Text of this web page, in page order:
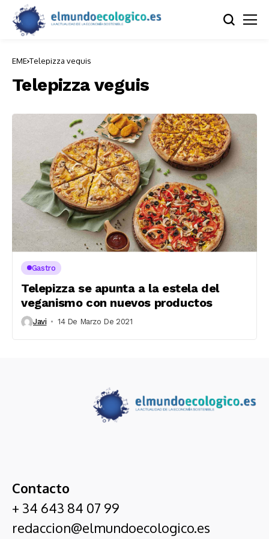
EME Telepizza veguis
Telepizza veguis
Gastro
Telepizza se apunta a la estela del
veganismo con nuevos productos
Javi 14 De Marzo De 2021
Contacto
+ 34 643 84 07 99
redaccion@elmundoecologico.es